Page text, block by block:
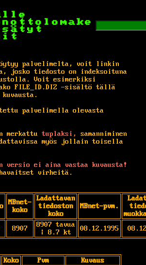
palvelimelta, voit linkin
josko tiedosto on indeksoituna
Voit esimerkiksi
FILE_ID.DIZ -sisältö tällä
otettu palvelimella olevasta
merkattu tuplaksi,
samanniminen
myös jollain toisella
versio ei aina vastaa kuvausta!
havaitset virheitä.
MBnet-
koko
Ladattavan
tiedoston
koko
MBnet-pvm.
8907
8907 tavua
| 8.7 kt
08.12.1995
Koko Pvm Kuvaus